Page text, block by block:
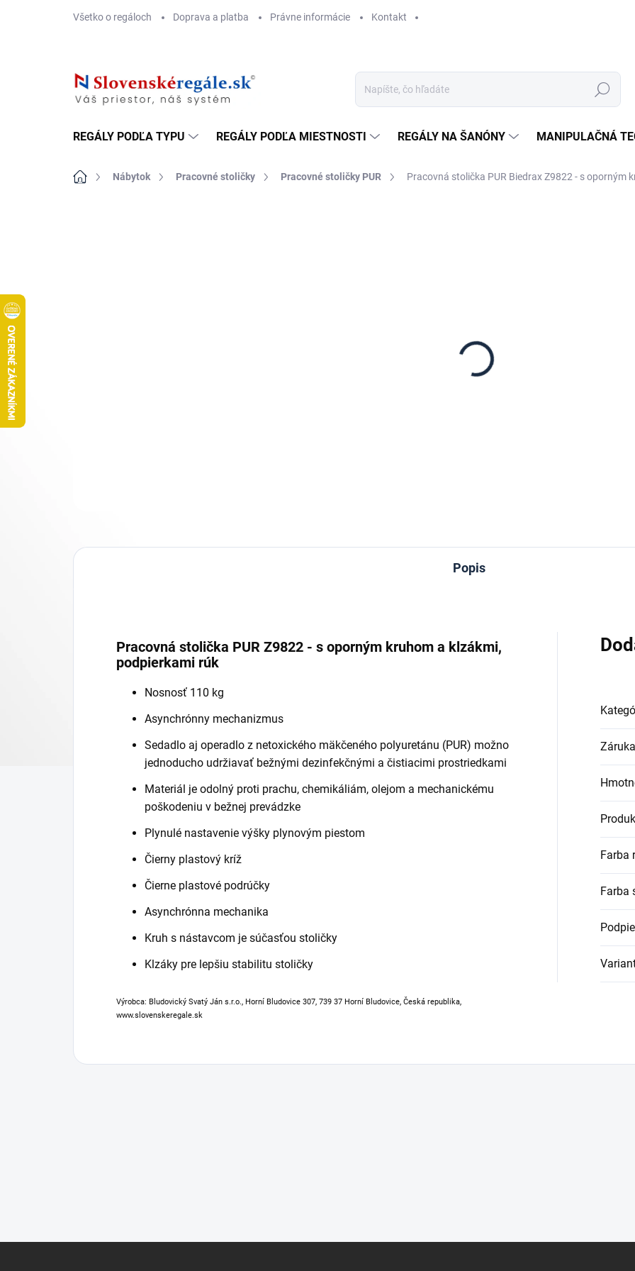
Všetko o regáloch Doprava a platba Právne informácie Kontakt
Hľadať
REGÁLY PODĽA TYPU REGÁLY PODĽA MIESTNOSTI REGÁLY NA ŠANÓNY MANIPULAČNÁ
DomovNábytok Pracovné stoličky Pracovné stoličky PUR Pracovná stolička PUR Biedrax Z9822 - s oporným
Popis
Pracovná stolička PUR Z9822 - s oporným kruhom a klzákmi,
podpierkami rúk
Nosnosť 110 kg
Asynchrónny mechanizmus
Sedadlo aj operadlo z netoxického mäkčeného polyuretánu (PUR) možno
jednoducho udržiavať bežnými dezinfekčnými a čistiacimi prostriedkami
Materiál je odolný proti prachu, chemikáliám, olejom a mechanickému
poškodeniu v bežnej prevádzke
Plynulé nastavenie výšky plynovým piestom
Čierny plastový kríž
Čierne plastové podrúčky
Asynchrónna mechanika
Kruh s nástavcom je súčasťou stoličky
Klzáky pre lepšiu stabilitu stoličky
Výrobca: Bludovický Svatý Ján s.r.o., Horní Bludovice 307, 739 37 Horní Bludovice, Česká republika,
www.slovenskeregale.sk
Záruka
Farba
Farba